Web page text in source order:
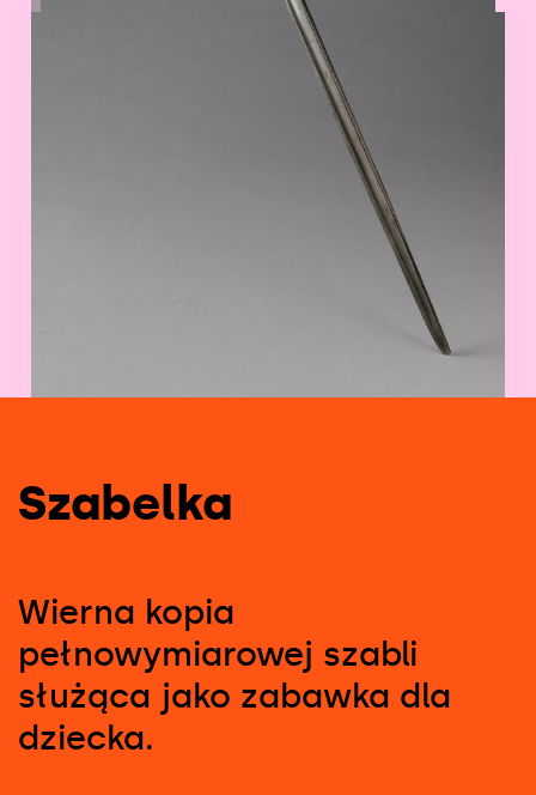
Szabelka
Wierna kopia
pełnowymiarowej szabli
służąca jako zabawka dla
dziecka.